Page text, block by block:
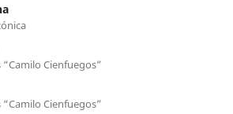
Cienfuegos”
Cienfuegos”